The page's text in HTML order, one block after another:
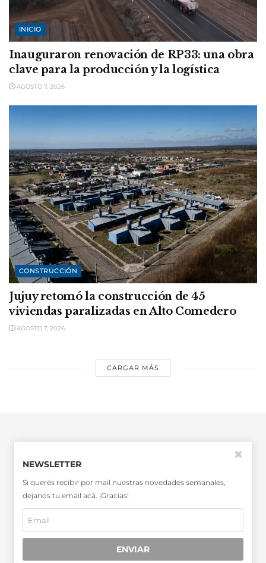
INICIO
Inauguraron renovación de RP33: una obra
clave para la producción y la logística
AGOSTO 7, 2026
CONSTRUCCIÓN
Jujuy retomó la construcción de 45
viviendas paralizadas en Alto Comedero
AGOSTO 7, 2026
CARGAR MÁS
SABER MÁS >>
OTRAS PUBLICACIONES >>
Miembro de la Asociación de
Entidades Periodísticas Argentinas
NEWSLETTER
Si querés recibir por mail nuestras novedades semanales,
dejanos tu email acá. ¡Gracias!
ENVIAR
✖